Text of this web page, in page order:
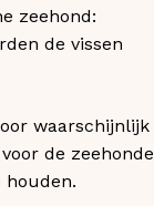
zeehond:
de vissen
waarschijnlijk
de
houden.